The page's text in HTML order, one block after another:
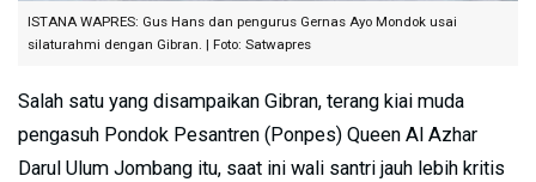
ISTANA WAPRES: Gus Hans dan pengurus Gernas Ayo Mondok usai
silaturahmi dengan Gibran. | Foto: Satwapres
Salah satu yang disampaikan Gibran, terang kiai muda
pengasuh Pondok Pesantren (Ponpes) Queen Al Azhar
Darul Ulum Jombang itu, saat ini wali santri jauh lebih kritis